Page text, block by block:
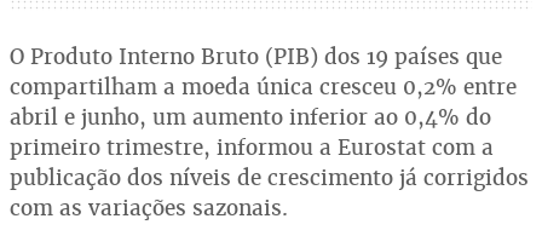
O Produto Interno Bruto (PIB) dos 19 países que
compartilham a moeda única cresceu 0,2% entre
abril e junho, um aumento inferior ao 0,4% do
primeiro trimestre, informou a Eurostat com a
publicação dos níveis de crescimento já corrigidos
com as variações sazonais.